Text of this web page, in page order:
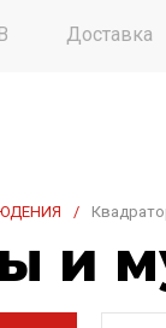
Доставка
/
и